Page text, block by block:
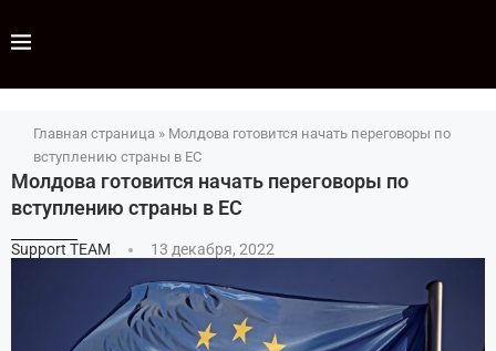
Главная страница » Молдова готовится начать переговоры по
вступлению страны в ЕС
Молдова готовится начать переговоры по
вступлению страны в ЕС
Support TEAM 13 декабря, 2022